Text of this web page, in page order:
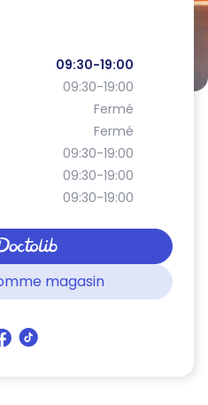
09:30-19:00
09:30-19:00
Fermé
Fermé
09:30-19:00
09:30-19:00
09:30-19:00
magasin